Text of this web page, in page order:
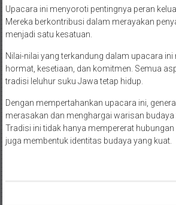
Upacara ini menyoroti pentingnya peran
Mereka berkontribusi dalam merayakan
menjadi satu kesatuan.
Nilai-nilai yang terkandung dalam upacara
hormat, kesetiaan, dan komitmen. Semua
tradisi leluhur suku Jawa tetap hidup.
Dengan mempertahankan upacara ini,
merasakan dan menghargai warisan budaya
Tradisi ini tidak hanya mempererat hubungan
juga membentuk identitas budaya yang kuat.